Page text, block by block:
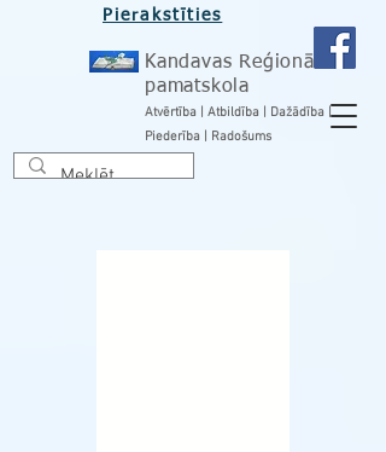
Pierakstīties
Kandavas Reģionālā
pamatskola
Atvērtība | Atbildība | Dažādība |
Piederība | Radošums